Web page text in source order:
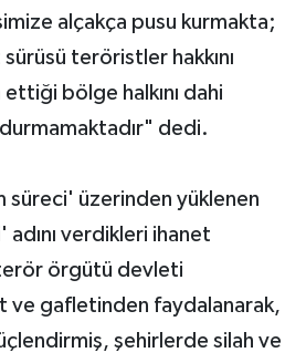
alçakça pusu kurmakta;
teröristler hakkını
bölge halkını dahi
dedi.
süreci' üzerinden yüklenen
adını verdikleri ihanet
örgütü devleti
ve gafletinden faydalanarak,
şehirlerde silah ve